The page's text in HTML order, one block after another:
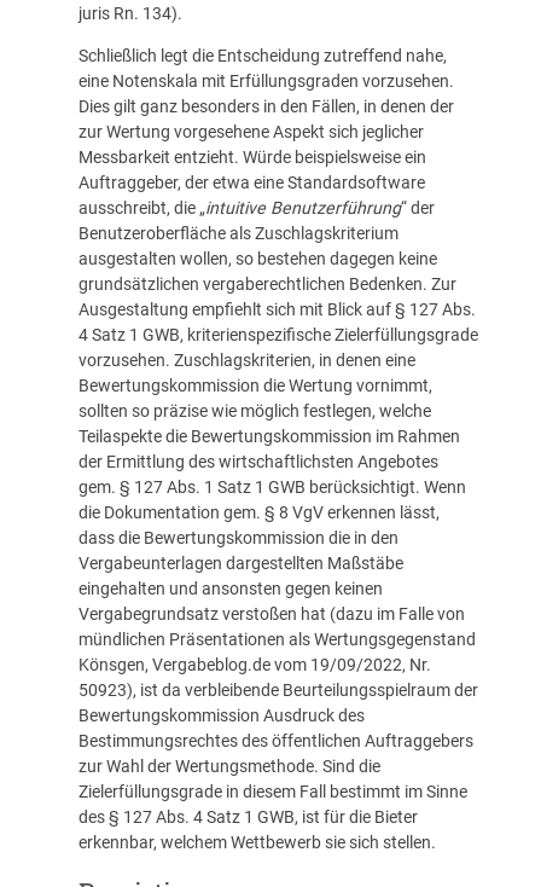
juris Rn. 134).
Schließlich legt die Entscheidung zutreffend nahe,
eine Notenskala mit Erfüllungsgraden vorzusehen.
Dies gilt ganz besonders in den Fällen, in denen der
zur Wertung vorgesehene Aspekt sich jeglicher
Messbarkeit entzieht. Würde beispielsweise ein
Auftraggeber, der etwa eine Standardsoftware
ausschreibt, die „intuitive Benutzerführung“ der
Benutzeroberfläche als Zuschlagskriterium
ausgestalten wollen, so bestehen dagegen keine
grundsätzlichen vergabe­rechtlichen Bedenken. Zur
Ausgestaltung empfiehlt sich mit Blick auf § 127 Abs.
4 Satz 1 GWB, kriterienspezifische Zielerfüllungsgrade
vorzusehen. Zuschlagskriterien, in denen eine
Bewertungskommission die Wertung vornimmt,
sollten so präzise wie möglich festlegen, welche
Teilaspekte die Bewertungskommission im Rahmen
der Ermittlung des wirtschaftlichsten Angebotes
gem. § 127 Abs. 1 Satz 1 GWB berücksichtigt. Wenn
die Dokumentation gem. § 8 VgV erkennen lässt,
dass die Bewertungs­kommission die in den
Vergabeunterlagen dargestellten Maßstäbe
eingehalten und ansonsten gegen keinen
Vergabegrundsatz verstoßen hat (dazu im Falle von
mündlichen Präsentationen als Wertungsgegenstand
Könsgen, Vergabeblog.de vom 19/09/2022, Nr.
50923), ist da verbleibende Beurteilungsspielraum der
Bewertungskommission Ausdruck des
Bestimmungsrechtes des öffentlichen Auftraggebers
zur Wahl der Wertungsmethode. Sind die
Zielerfüllungsgrade in diesem Fall bestimmt im Sinne
des § 127 Abs. 4 Satz 1 GWB, ist für die Bieter
erkennbar, welchem Wett­bewerb sie sich stellen.